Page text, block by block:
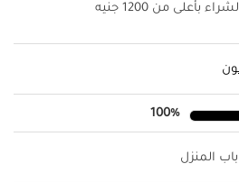
من 1200 جنيه
100%
المنزل